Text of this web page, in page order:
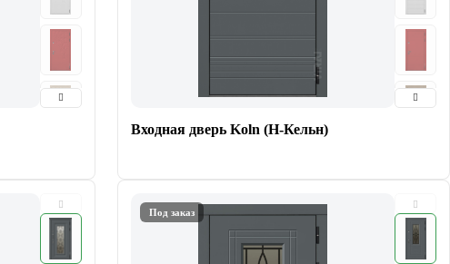
Входная дверь Koln (Н-Кельн)
Под заказ